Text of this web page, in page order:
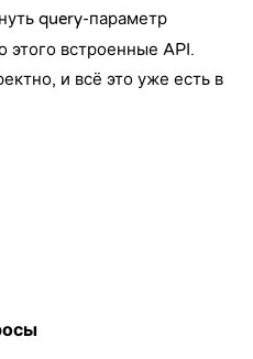
query-параметр
этого встроенные API.
и всё это уже есть в